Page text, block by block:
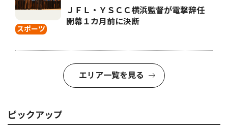
スポーツ
ＪＦＬ・ＹＳＣＣ横浜監督が電撃辞任
開幕１カ月前に決断
エリア一覧を見る
ピックアップ